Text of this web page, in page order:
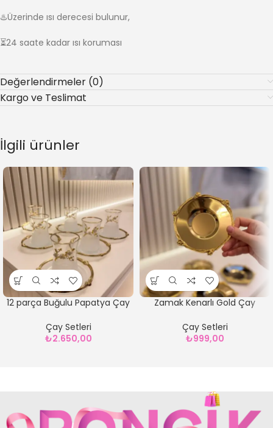
♨️Üzerinde ısı derecesi bulunur,
⏳24 saate kadar ısı koruması
Değerlendirmeler (0)
Kargo ve Teslimat
İlgili ürünler
12 parça Buğulu Papatya Çay
Çay Setleri
₺2.650,00
Zamak Kenarlı Gold Çay
Çay Setleri
₺999,00